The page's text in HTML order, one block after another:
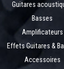
Guitares
Basses
Amplificateurs
Effets Guitares &
Accessoires